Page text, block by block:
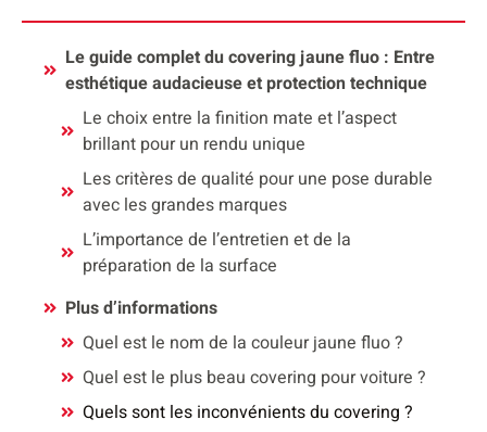
Le guide complet du covering jaune fluo : Entre
esthétique audacieuse et protection technique
Le choix entre la finition mate et l’aspect
brillant pour un rendu unique
Les critères de qualité pour une pose durable
avec les grandes marques
L’importance de l’entretien et de la
préparation de la surface
Plus d’informations
Quel est le nom de la couleur jaune fluo ?
Quel est le plus beau covering pour voiture ?
Quels sont les inconvénients du covering ?